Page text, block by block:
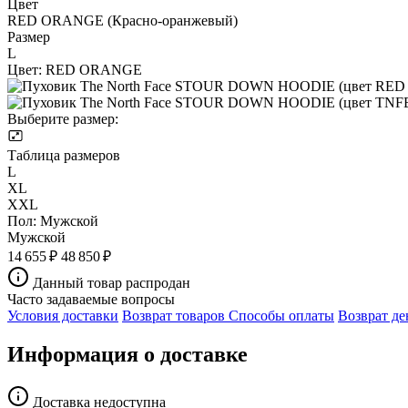
Цвет
RED ORANGE (Красно-оранжевый)
Размер
L
Цвет: RED ORANGE
Выберите размер:
Таблица размеров
L
XL
XXL
Пол: Мужской
Мужской
14 655 ₽ 48 850 ₽
Данный товар распродан
Часто задаваемые вопросы
Условия доставки Возврат товаров Способы оплаты Возврат
Информация о доставке
Доставка недоступна